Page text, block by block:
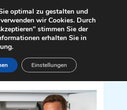
für Obervellach
optimal zu gestalten und
wir Cookies. Durch
stimmen Sie der
erhalten Sie in
Einstellungen